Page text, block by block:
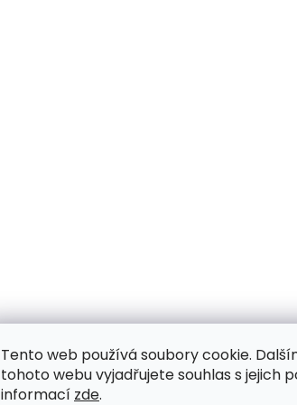
Tento web používá soubory cookie.
tohoto webu vyjadřujete souhlas s jejich
informací zde.